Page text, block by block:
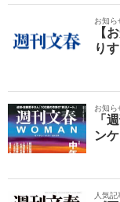
お知ら
【
り
お知ら
「
ン
人気